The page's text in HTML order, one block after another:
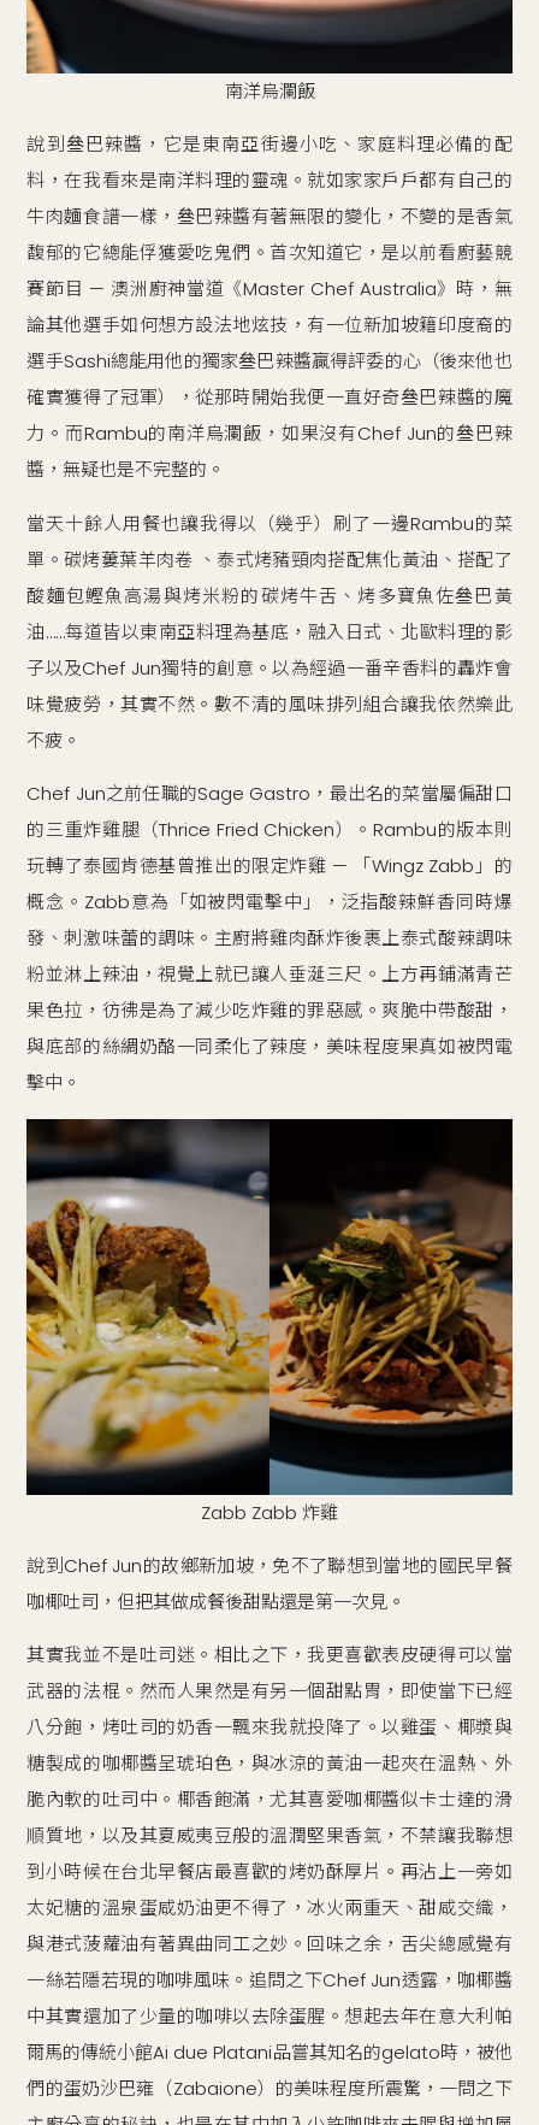
南洋烏瀾飯
說到叄巴辣醬，它是東南亞街邊小吃、家庭料理必備的配
料，在我看來是南洋料理的靈魂。就如家家戶戶都有自己的
牛肉麵食譜一樣，叄巴辣醬有著無限的變化，不變的是香氣
馥郁的它總能俘獲愛吃鬼們。首次知道它，是以前看廚藝競
賽節目 — 澳洲廚神當道《Master Chef Australia》時，無
論其他選手如何想方設法地炫技，有一位新加坡籍印度裔的
選手Sashi總能用他的獨家叄巴辣醬贏得評委的心（後來他也
確實獲得了冠軍），從那時開始我便一直好奇叄巴辣醬的魔
力。而Rambu的南洋烏瀾飯，如果沒有Chef Jun的叄巴辣
醬，無疑也是不完整的。
當天十餘人用餐也讓我得以（幾乎）刷了一邊Rambu的菜
單。碳烤蔞葉羊肉卷 、泰式烤豬頸肉搭配焦化黃油、搭配了
酸麵包鰹魚高湯與烤米粉的碳烤牛舌、烤多寶魚佐叄巴黃
油……每道皆以東南亞料理為基底，融入日式、北歐料理的影
子以及Chef Jun獨特的創意。以為經過一番辛香料的轟炸會
味覺疲勞，其實不然。數不清的風味排列組合讓我依然樂此
不疲。
Chef Jun之前任職的Sage Gastro，最出名的菜當屬偏甜口
的三重炸雞腿（Thrice Fried Chicken）。Rambu的版本則
玩轉了泰國肯德基曾推出的限定炸雞 — 「Wingz Zabb」的
概念。Zabb意為「如被閃電擊中」，泛指酸辣鮮香同時爆
發、刺激味蕾的調味。主廚將雞肉酥炸後裹上泰式酸辣調味
粉並淋上辣油，視覺上就已讓人垂涎三尺。上方再鋪滿青芒
果色拉，彷彿是為了減少吃炸雞的罪惡感。爽脆中帶酸甜，
與底部的絲綢奶酪一同柔化了辣度，美味程度果真如被閃電
擊中。
Zabb Zabb 炸雞
說到Chef Jun的故鄉新加坡，免不了聯想到當地的國民早餐
咖椰吐司，但把其做成餐後甜點還是第一次見。
其實我並不是吐司迷。相比之下，我更喜歡表皮硬得可以當
武器的法棍。然而人果然是有另一個甜點胃，即使當下已經
八分飽，烤吐司的奶香一飄來我就投降了。以雞蛋、椰漿與
糖製成的咖椰醬呈琥珀色，與冰涼的黃油一起夾在溫熱、外
脆內軟的吐司中。椰香飽滿，尤其喜愛咖椰醬似卡士達的滑
順質地，以及其夏威夷豆般的溫潤堅果香氣，不禁讓我聯想
到小時候在台北早餐店最喜歡的烤奶酥厚片。再沾上一旁如
太妃糖的溫泉蛋咸奶油更不得了，冰火兩重天、甜咸交織，
與港式菠蘿油有著異曲同工之妙。回味之余，舌尖總感覺有
一絲若隱若現的咖啡風味。追問之下Chef Jun透露，咖椰醬
中其實還加了少量的咖啡以去除蛋腥。想起去年在意大利帕
爾馬的傳統小館Ai due Platani品嘗其知名的gelato時，被他
們的蛋奶沙巴雍（Zabaione）的美味程度所震驚，一問之下